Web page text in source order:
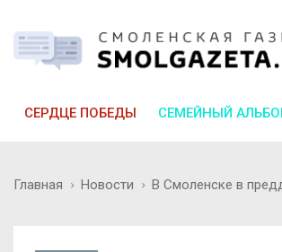
СЕРДЦЕ ПОБЕДЫ СЕМЕЙНЫЙ
Главная Новости В Смоленске в